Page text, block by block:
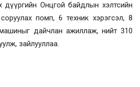
дүүргийн Онцгой байдлын хэлтсийн
помп, 6 техник хэрэгсэл, 8
дайчлан ажиллаж, нийт 310
зайлууллаа.